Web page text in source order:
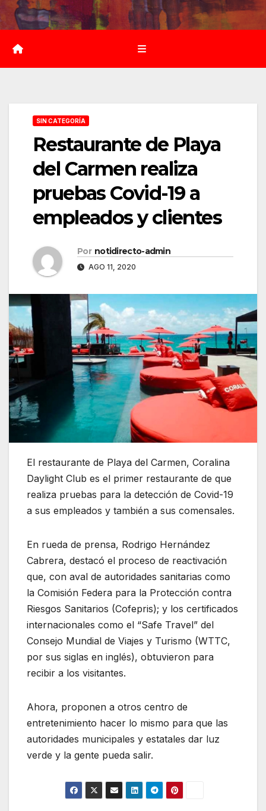
Saltar
al
contenido
SIN CATEGORÍA
Restaurante de Playa
del Carmen realiza
pruebas Covid-19 a
empleados y clientes
Por notidirecto-admin
AGO 11, 2020
El restaurante de Playa del Carmen, Coralina
Daylight Club es el primer restaurante de que
realiza pruebas para la detección de Covid-19
a sus empleados y también a sus comensales.
En rueda de prensa, Rodrigo Hernández
Cabrera, destacó el proceso de reactivación
que, con aval de autoridades sanitarias como
la Comisión Federa para la Protección contra
Riesgos Sanitarios (Cofepris); y los certificados
internacionales como el “Safe Travel” del
Consejo Mundial de Viajes y Turismo (WTTC,
por sus siglas en inglés), obtuvieron para
recibir a los visitantes.
Ahora, proponen a otros centro de
entretenimiento hacer lo mismo para que las
autoridades municipales y estatales dar luz
verde y la gente pueda salir.